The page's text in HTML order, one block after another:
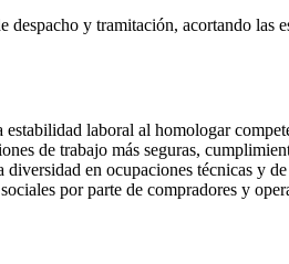
y tramitación, acortando las
laboral al homologar
de trabajo más seguras,
en ocupaciones técnicas y
por parte de compradores y